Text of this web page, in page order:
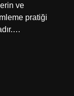
ve
pratiği